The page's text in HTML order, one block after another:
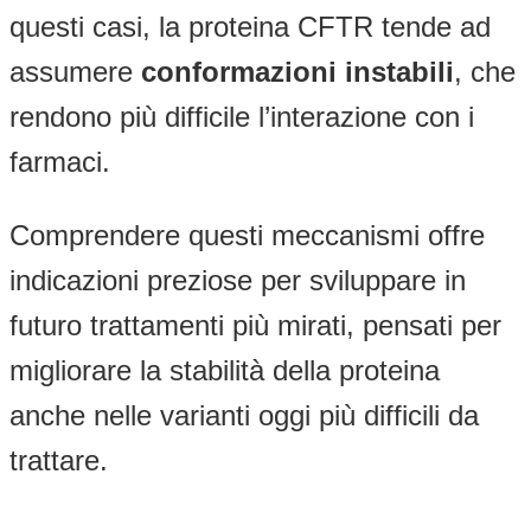
questi casi, la proteina CFTR tende ad
assumere conformazioni instabili, che
rendono più difficile l’interazione con i
farmaci.
Comprendere questi meccanismi offre
indicazioni preziose per sviluppare in
futuro trattamenti più mirati, pensati per
migliorare la stabilità della proteina
anche nelle varianti oggi più difficili da
trattare.